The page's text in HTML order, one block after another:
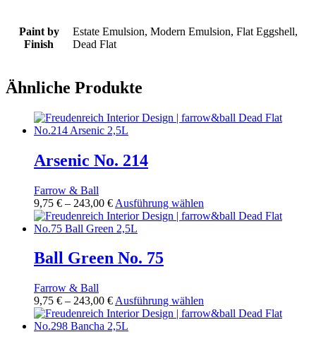
Paint by
Finish
Estate Emulsion, Modern Emulsion, Flat Eggshell,
Dead Flat
Ähnliche Produkte
Arsenic No. 214
Farrow & Ball
9,75 € – 243,00 €Preisspanne:
9,75 €
bis
Ausführung wählen
Produkt
können
auf
Ball Green No. 75
Farrow & Ball
9,75 € – 243,00 €Preisspanne:
9,75 €
bis
Ausführung wählen
Produkt